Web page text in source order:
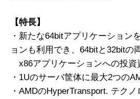
【特長】
・新たな64bitアプリケーション
ョンも利用でき、64bitと32bitの
x86アプリケーションへの投資
・1Uのサーバ筐体に最大2つの
・AMDのHyperTransport. テク